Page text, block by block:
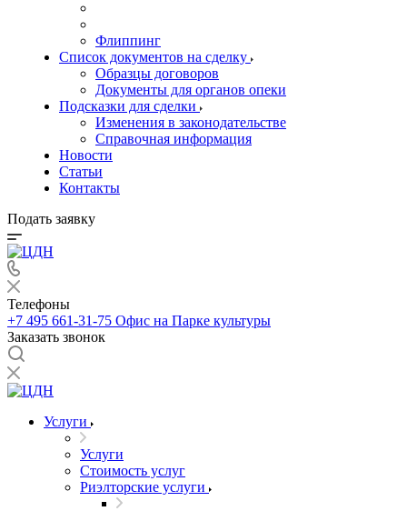
Флиппинг
Список документов на сделку
Образцы договоров
Документы для органов опеки
Подсказки для сделки
Изменения в законодательстве
Справочная информация
Новости
Статьи
Контакты
Подать заявку
Телефоны
+7 495 661-31-75 Офис на Парке культуры
Заказать звонок
Услуги
Услуги
Стоимость услуг
Риэлторские услуги